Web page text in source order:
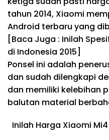
tahun 2014, Xiaomi
Android terbaru yang
[Baca Juga : Inilah
di Indonesia 2015]
Ponsel ini adalah
dan sudah dilengkapi
dan memiliki kelebihan
balutan material
Inilah Harga Xiaomi